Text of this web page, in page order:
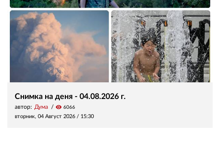
Снимка на деня - 04.08.2026 г.
автор: Дума visibility 6066
вторник, 04 Август 2026 / 15:30